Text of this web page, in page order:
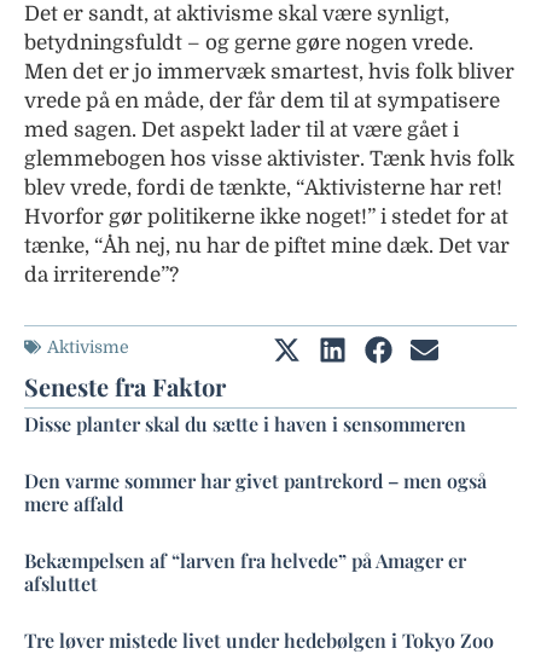
Det er sandt, at aktivisme skal være synligt,
betydningsfuldt – og gerne gøre nogen vrede.
Men det er jo immervæk smartest, hvis folk bliver
vrede på en måde, der får dem til at sympatisere
med sagen. Det aspekt lader til at være gået i
glemmebogen hos visse aktivister. Tænk hvis folk
blev vrede, fordi de tænkte, “Aktivisterne har ret!
Hvorfor gør politikerne ikke noget!” i stedet for at
tænke, “Åh nej, nu har de piftet mine dæk. Det var
da irriterende”?
Aktivisme
Seneste fra Faktor
Disse planter skal du sætte i haven i sensommeren
Den varme sommer har givet pantrekord – men også
mere affald
Bekæmpelsen af “larven fra helvede” på Amager er
afsluttet
Tre løver mistede livet under hedebølgen i Tokyo Zoo